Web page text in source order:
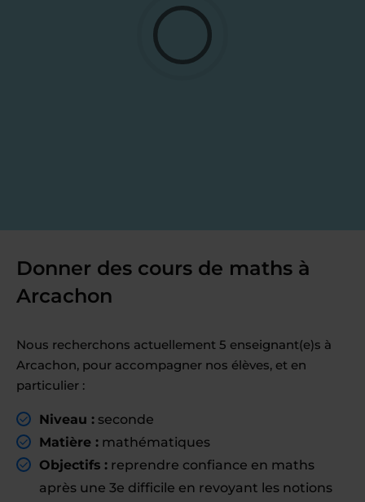
Donner des cours de maths à
Arcachon
Nous recherchons actuellement 5 enseignant(e)s à
Arcachon, pour accompagner nos élèves, et en
particulier :
Niveau : seconde
Matière : mathématiques
Objectifs : reprendre confiance en maths
après une 3e difficile en revoyant les notions